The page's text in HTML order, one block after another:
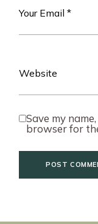
Save my
browser for
POST